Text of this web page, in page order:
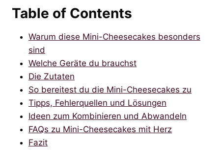
Table of Contents
Warum diese Mini-Cheesecakes besonders
sind
Welche Geräte du brauchst
Die Zutaten
So bereitest du die Mini-Cheesecakes zu
Tipps, Fehlerquellen und Lösungen
Ideen zum Kombinieren und Abwandeln
FAQs zu Mini-Cheesecakes mit Herz
Fazit